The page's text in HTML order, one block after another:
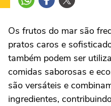
Os frutos do mar são
pratos caros e
também podem ser
comidas saborosas e
são versáteis e
ingredientes,